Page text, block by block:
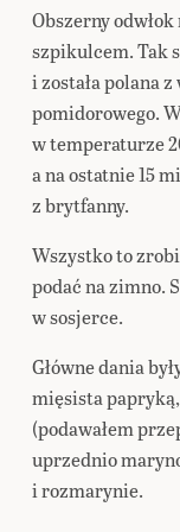
Obszerny
szpikulcem. Tak
i została polana
pomidorowego.
w temperaturze
a na ostatnie 15
z brytfanny.
Wszystko to
podać na zimno.
w sosjerce.
Główne dania
mięsista
(podawałem
uprzednio
i rozmarynie.